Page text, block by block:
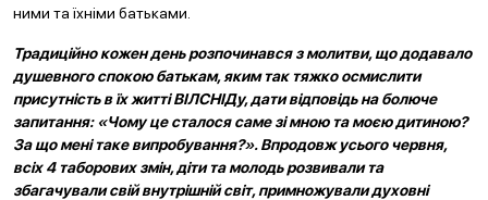
ними та їхніми батьками.
Традиційно кожен день розпочинався з молитви, що додавало
душевного спокою батькам, яким так тяжко осмислити
присутність в їх житті ВІЛСНІДу, дати відповідь на болюче
запитання: «Чому це сталося саме зі мною та моєю дитиною?
За що мені таке випробування?». Впродовж усього червня,
всіх 4 таборових змін, діти та молодь розвивали та
збагачували свій внутрішній світ, примножувалидуховні